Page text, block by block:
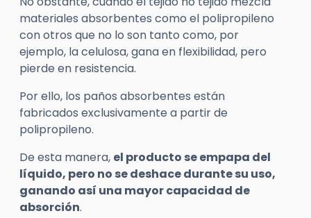
materiales absorbentes como el polipropileno
con otros que no lo son tanto como, por
ejemplo, la celulosa, gana en flexibilidad, pero
pierde en resistencia.
Por ello, los paños absorbentes están
fabricados exclusivamente a partir de
polipropileno.
De esta manera, el producto se empapa del
líquido, pero no se deshace durante su uso,
ganando así una mayor capacidad de
absorción.